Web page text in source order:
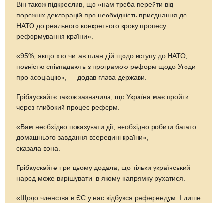
Він також підкреслив, що «нам треба перейти від
порожніх декларацій про необхідність приєднання до
НАТО до реального конкретного кроку процесу
реформування країни».
«95%, якщо хто читав план дій щодо вступу до НАТО,
повністю співпадають з програмою реформ щодо Угоди
про асоціацію», — додав глава держави.
Грібаускайтє також зазначила, що Україна має пройти
через глибокий процес реформ.
«Вам необхідно показувати дії, необхідно робити багато
домашнього завдання всередині країни», —
сказала вона.
Грібаускайте при цьому додала, що тільки український
народ може вирішувати, в якому напрямку рухатися.
«Щодо членства в ЄС у нас відбувся референдум. І лише